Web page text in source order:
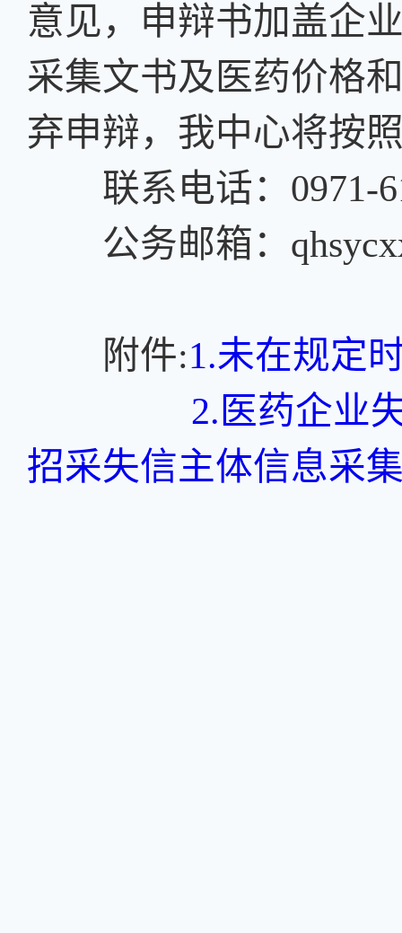
意见，申辩书加盖企
采集文书及医药价格
弃申辩，我中心将按
联系电话：0971-
公务邮箱：
附件:1.未在规定
2.医药企业
招采失信主体信息采